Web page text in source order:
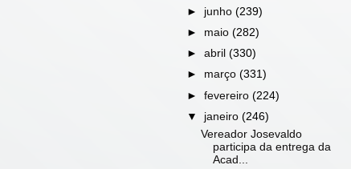
► junho(239)
► maio(282)
►abril(330)
► março(331)
►fevereiro(224)
▼ janeiro(246)
Vereador Josevaldo
participa da entrega da
Acad...